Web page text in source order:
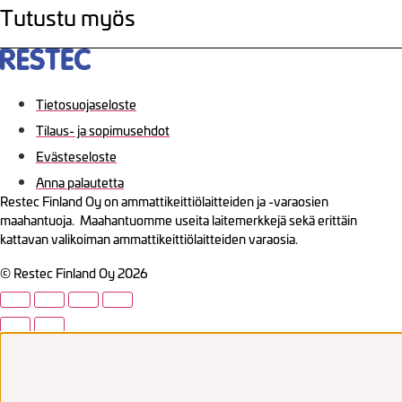
Tutustu myös
Tietosuojaseloste
Tilaus- ja sopimusehdot
Evästeseloste
Anna palautetta
Restec Finland Oy on ammattikeittiölaitteiden ja -varaosien
maahantuoja. Maahantuomme useita laitemerkkejä sekä erittäin
kattavan valikoiman ammattikeittiölaitteiden varaosia.
© Restec Finland Oy 2026